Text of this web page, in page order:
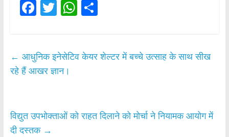
F
b
o
k
T
er
W
s
S
e
← आधुनिक इनेसेटिव केयर शेल्टर में बच्चे उत्साह के साथ सीख
रहे हैं आखर ज्ञान।
विद्युत उपभोक्ताओं को राहत दिलाने को मोर्चा ने नियामक आयोग में
दी दस्तक →